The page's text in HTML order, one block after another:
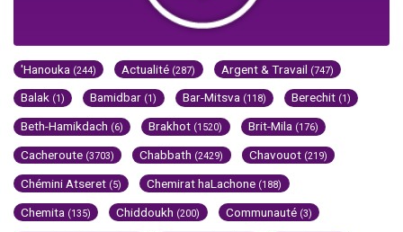
'Hanouka (244) Actualité (287) Argent & Travail (747)
Balak (1) Bamidbar (1) Bar-Mitsva (118) Berechit (1)
Beth-Hamikdach (6) Brakhot (1520) Brit-Mila (176)
Cacheroute (3703) Chabbath (2429) Chavouot (219)
Chémini Atseret (5) Chemirat haLachone (188)
Chemita (135) Chiddoukh (200) Communauté (3)